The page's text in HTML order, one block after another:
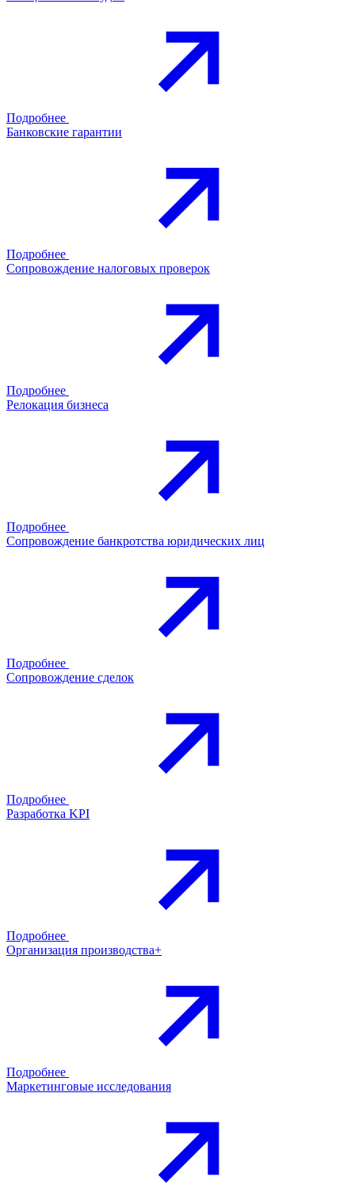
Подробнее
Банковские гарантии
Подробнее
Сопровождение налоговых проверок
Подробнее
Релокация бизнеса
Подробнее
Сопровождение банкротства юридических лиц
Подробнее
Сопровождение сделок
Подробнее
Разработка KPI
Подробнее
Организация производства+
Подробнее
Маркетинговые исследования